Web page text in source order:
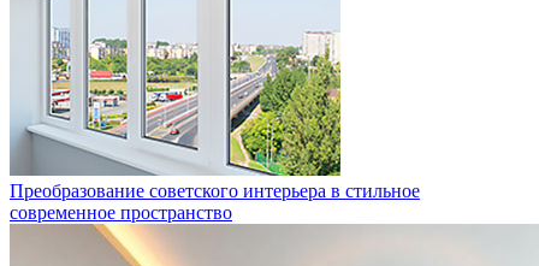
Преобразование советского интерьера в стильное
современное пространство